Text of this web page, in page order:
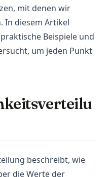
mit denen wir
In diesem Artikel
Beispiele und
um jeden Punkt
beschreibt, wie
die Werte der